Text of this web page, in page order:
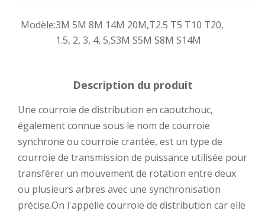
Modèle:3M 5M 8M 14M 20M,T2.5 T5 T10 T20,
1.5, 2, 3, 4, 5,S3M S5M S8M S14M
Description du produit
Une courroie de distribution en caoutchouc,
également connue sous le nom de courroie
synchrone ou courroie crantée, est un type de
courroie de transmission de puissance utilisée pour
transférer un mouvement de rotation entre deux
ou plusieurs arbres avec une synchronisation
précise.On l'appelle courroie de distribution car elle